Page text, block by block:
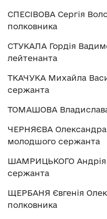
СПЕСІВОВА Сергія
полковника
СТУКАЛА Гордія
лейтенанта
ТКАЧУКА Михайла
сержанта
ТОМАШОВА
ЧЕРНЯЄВА Олександра
молодшого сержанта
ШАМРИЦЬКОГО Андрія
сержанта
ЩЕРБАНЯ Євгенія
полковника